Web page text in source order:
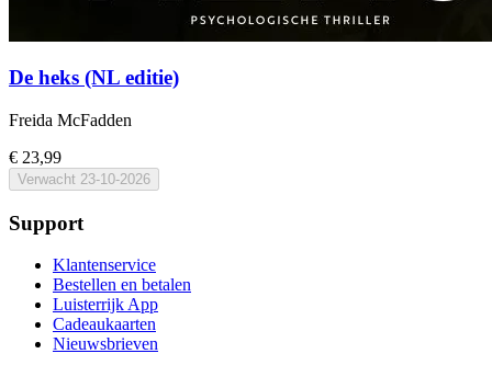
De heks (NL editie)
Freida McFadden
€ 23,99
Verwacht 23-10-2026
Support
Klantenservice
Bestellen en betalen
Luisterrijk App
Cadeaukaarten
Nieuwsbrieven